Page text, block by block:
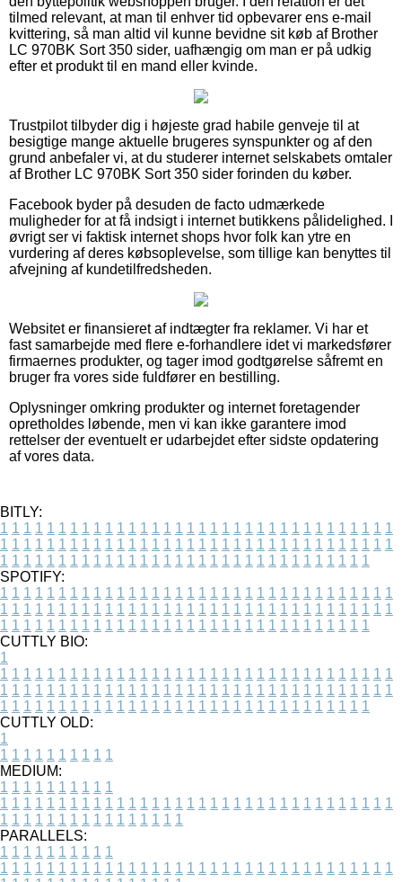
tilmed relevant, at man til enhver tid opbevarer ens e-mail
kvittering, så man altid vil kunne bevidne sit køb af Brother
LC 970BK Sort 350 sider, uafhængig om man er på udkig
efter et produkt til en mand eller kvinde.
Trustpilot tilbyder dig i højeste grad habile genveje til at
besigtige mange aktuelle brugeres synspunkter og af den
grund anbefaler vi, at du studerer internet selskabets omtaler
af Brother LC 970BK Sort 350 sider forinden du køber.
Facebook byder på desuden de facto udmærkede
muligheder for at få indsigt i internet butikkens pålidelighed. I
øvrigt ser vi faktisk internet shops hvor folk kan ytre en
vurdering af deres købsoplevelse, som tillige kan benyttes til
afvejning af kundetilfredsheden.
Websitet er finansieret af indtægter fra reklamer. Vi har et
fast samarbejde med flere e-forhandlere idet vi markedsfører
firmaernes produkter, og tager imod godtgørelse såfremt en
bruger fra vores side fuldfører en bestilling.
Oplysninger omkring produkter og internet foretagender
opretholdes løbende, men vi kan ikke garantere imod
rettelser der eventuelt er udarbejdet efter sidste opdatering
af vores data.
BITLY:
1 1 1 1 1 1 1 1 1 1 1 1 1 1 1 1 1 1 1 1 1 1 1 1 1 1 1 1 1 1 1 1 1 1
1 1 1 1 1 1 1 1 1 1 1 1 1 1 1 1 1 1 1 1 1 1 1 1 1 1 1 1 1 1 1 1 1 1
1 1 1 1 1 1 1 1 1 1 1 1 1 1 1 1 1 1 1 1 1 1 1 1 1 1 1 1 1 1 1 1
SPOTIFY:
1 1 1 1 1 1 1 1 1 1 1 1 1 1 1 1 1 1 1 1 1 1 1 1 1 1 1 1 1 1 1 1 1 1
1 1 1 1 1 1 1 1 1 1 1 1 1 1 1 1 1 1 1 1 1 1 1 1 1 1 1 1 1 1 1 1 1 1
1 1 1 1 1 1 1 1 1 1 1 1 1 1 1 1 1 1 1 1 1 1 1 1 1 1 1 1 1 1 1 1
CUTTLY BIO:
1
1 1 1 1 1 1 1 1 1 1 1 1 1 1 1 1 1 1 1 1 1 1 1 1 1 1 1 1 1 1 1 1 1 1
1 1 1 1 1 1 1 1 1 1 1 1 1 1 1 1 1 1 1 1 1 1 1 1 1 1 1 1 1 1 1 1 1 1
1 1 1 1 1 1 1 1 1 1 1 1 1 1 1 1 1 1 1 1 1 1 1 1 1 1 1 1 1 1 1 1
CUTTLY OLD:
1
1 1 1 1 1 1 1 1 1 1
MEDIUM:
1 1 1 1 1 1 1 1 1 1
1 1 1 1 1 1 1 1 1 1 1 1 1 1 1 1 1 1 1 1 1 1 1 1 1 1 1 1 1 1 1 1 1 1
1 1 1 1 1 1 1 1 1 1 1 1 1 1 1 1
PARALLELS:
1 1 1 1 1 1 1 1 1 1
1 1 1 1 1 1 1 1 1 1 1 1 1 1 1 1 1 1 1 1 1 1 1 1 1 1 1 1 1 1 1 1 1 1